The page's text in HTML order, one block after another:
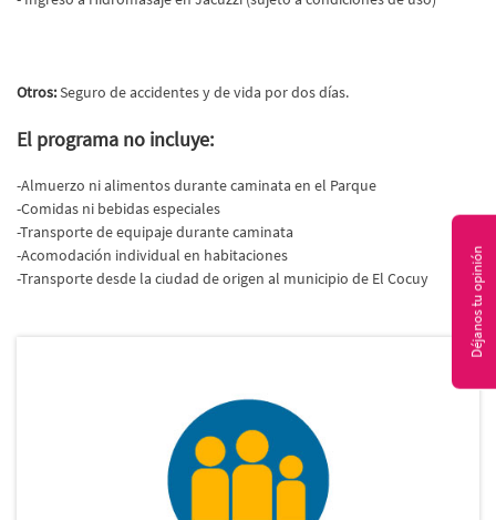
Otros:Seguro de accidentes y de vida por dos días.
El programa no incluye:
-Almuerzo ni alimentos durante caminata en el Parque
-Comidas ni bebidas especiales
-Transporte de equipaje durante caminata
-Acomodación individual en habitaciones
-Transporte desde la ciudad de origen al municipio de El Cocuy
Déjanos tu opinión